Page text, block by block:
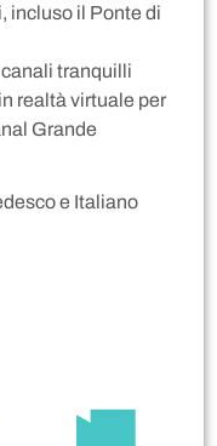
incluso il Ponte di
tranquilli
realtà virtuale per
Grande
e Italiano